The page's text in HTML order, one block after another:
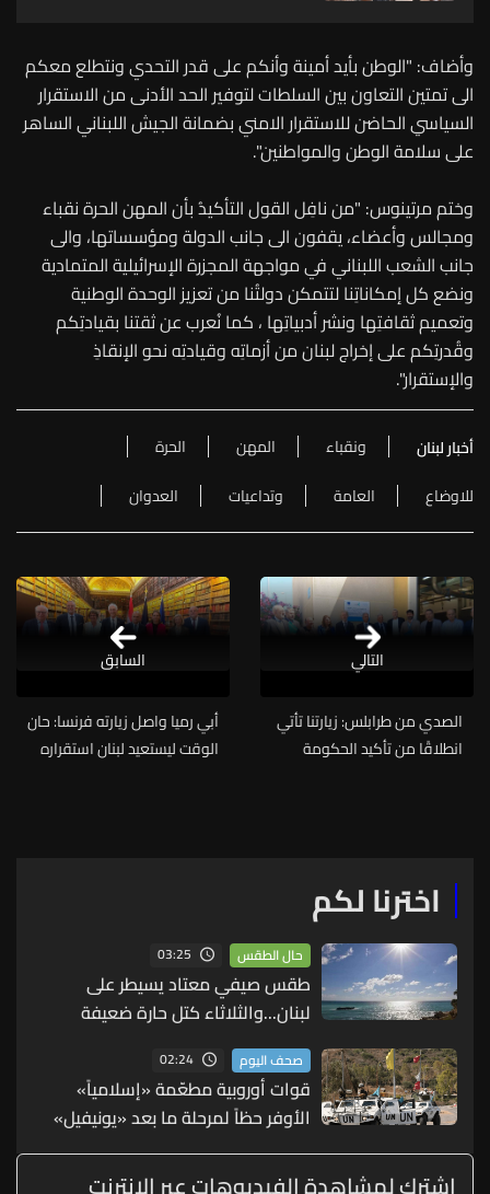
وأضاف: "الوطن بأيد أمينة وأنكم على قدر التحدي ونتطلع معكم
الى تمتين التعاون بين السلطات لتوفير الحد الأدنى من الاستقرار
السياسي الحاضن للاستقرار الامني بضمانة الجيش اللبناني الساهر
على سلامة الوطن والمواطنين".
وختم مرتينوس: "من نافِل القول التأكيدُ بأن المهن الحرة نقباء
ومجالس وأعضاء، يقفون الى جانب الدولة ومؤسساتها، والى
جانب الشعب اللبناني في مواجهة المجزرة الإسرائيلية المتمادية
ونضع كل إمكاناتِنا لتتمكن دولتُنا من تعزيز الوحدة الوطنية
وتعميم ثقافتِها ونشر أدبياتِها ، كما نُعرب عن ثقتنا بقيادتِكم
وقُدرتِكم على إخراج لبنان من أزماتِه وقيادتِه نحو الإنقاذِ
والإستقرار".
أخبار لبنان ونقباء المهن
الحرة
للاوضاع
العامة وتداعيات العدوان
التالي
الصدي من طرابلس: زيارتنا تأتي
انطلاقًا من تأكيد الحكومة
أبي رميا واصل زيارته فرنسا: حان
الوقت ليستعيد لبنان استقراره
السابق
اخترنا لكم
حال الطقس 03:25
طقس صيفي معتاد يسيطر على
لبنان...والثلاثاء كتل حارة ضعيفة
الفعالية
صحف اليوم 02:24
قوات أوروبية مطعّمة «إسلامياً»
الأوفر حظاً لمرحلة ما بعد «يونيفيل»
(الشرق الأوسط)
إشترك لمشاهدة الفيديوهات عبر الانترنت